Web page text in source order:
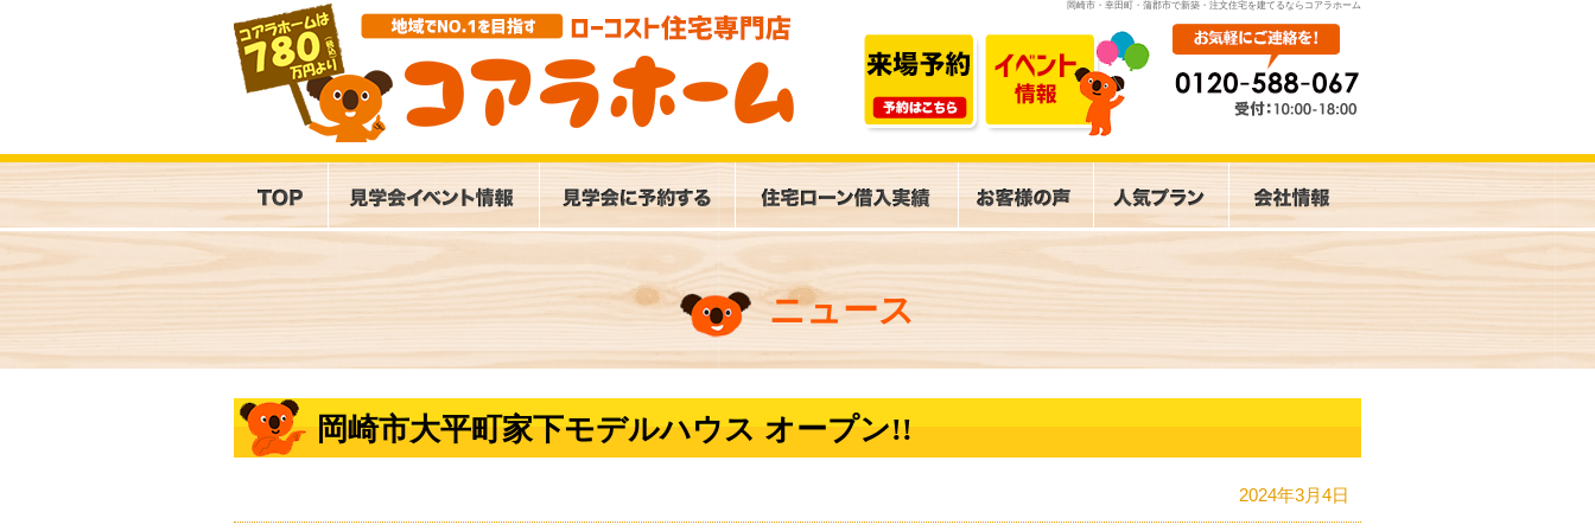
岡崎市・幸田町・蒲郡市で新築・注文住宅を建てるならコアラホーム
ニュース
岡崎市大平町家下モデルハウス オープン!!
2024年3月4日